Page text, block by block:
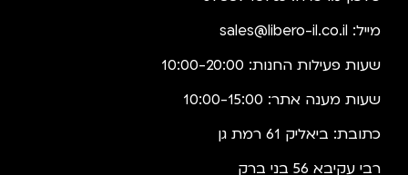
מייל: sales@libero-il.co.il
שעות פעילות החנות: 10:00-20:00
שעות מענה אתר: 10:00-15:00
כתובת: ביאליק 61 רמת גן
רבי עקיבא 56 בני ברק